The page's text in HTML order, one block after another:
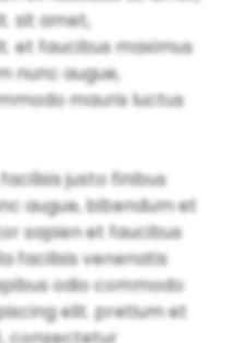
sit amet,
et faucibus maximus
nunc augue,
mauris luctus
justo finibus
augue, bibendum et
sapien et faucibus
facilisis venenatis
odio commodo
elit. pretium et